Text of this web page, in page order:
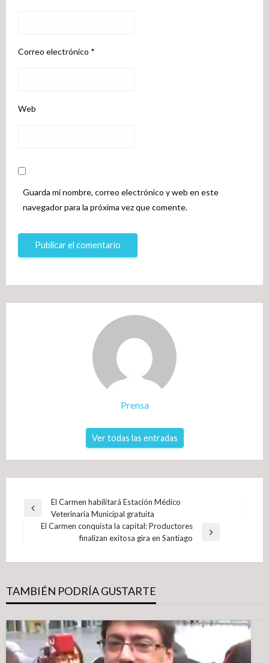
Correo electrónico *
Web
Guarda mi nombre, correo electrónico y web en este
navegador para la próxima vez que comente.
Prensa
Ver todas las entradas
Navegación
Entrada
anterior
El Carmen habilitará Estación Médico
Veterinaria Municipal gratuita
El Carmen conquista la capital: Productores
finalizan exitosa gira en Santiago
TAMBIÉN PODRÍA GUSTARTE